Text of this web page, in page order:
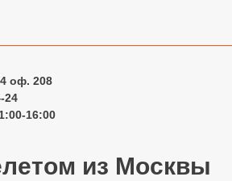
оф. 208
24
16:00
из Москвы